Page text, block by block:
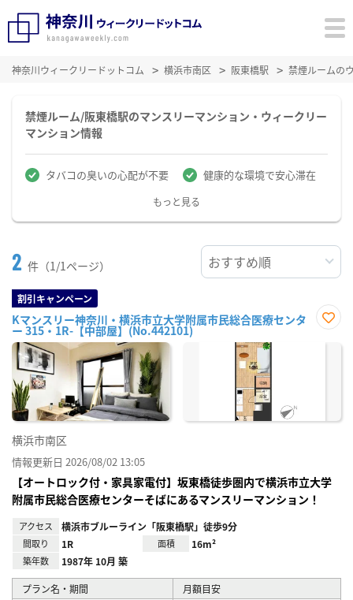
神奈川ウィークリードットコム 横浜市南区 阪東橋駅 禁煙ルームの
禁煙ルーム/阪東橋駅のマンスリーマンション・ウィークリー
マンション情報
タバコの臭いの心配が不要 健康的な環境で安心滞在
もっと見る
2 件（1/1ページ）
割引キャンペーン
Kマンスリー神奈川・横浜市立大学附属市民総合医療センタ
ー 315・1R-【中部屋】(No.442101)
に入
横浜市南区
情報更新日 2026/08/02 13:05
【オートロック付・家具家電付】坂東橋徒歩圏内で横浜市立大学
附属市民総合医療センターそばにあるマンスリーマンション！
アクセス 横浜市ブルーライン「阪東橋駅」徒歩9分
間取り 1R 面積 16m²
築年数 1987年 10月 築
プラン名・期間
月額目安